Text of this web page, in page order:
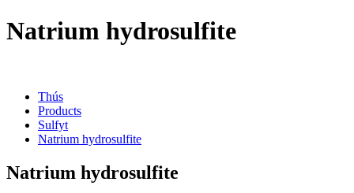
Natrium hydrosulfite
Thús
Products
Sulfyt
Natrium hydrosulfite
Natrium hydrosulfite